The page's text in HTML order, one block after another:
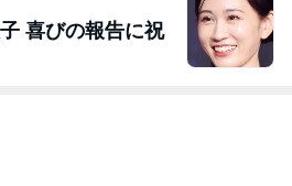
喜びの報告に祝